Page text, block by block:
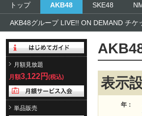
トップ AKB48 SKE48
AKB48グループ LIVE!! ON DEMAND チケ
月額見放題
月額3,122円 (税込)
単品販売
表示
年：